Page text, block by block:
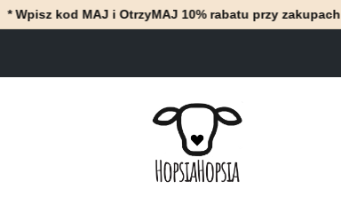
MAJ i OtrzyMAJ 10% rabatu przy zakupach za